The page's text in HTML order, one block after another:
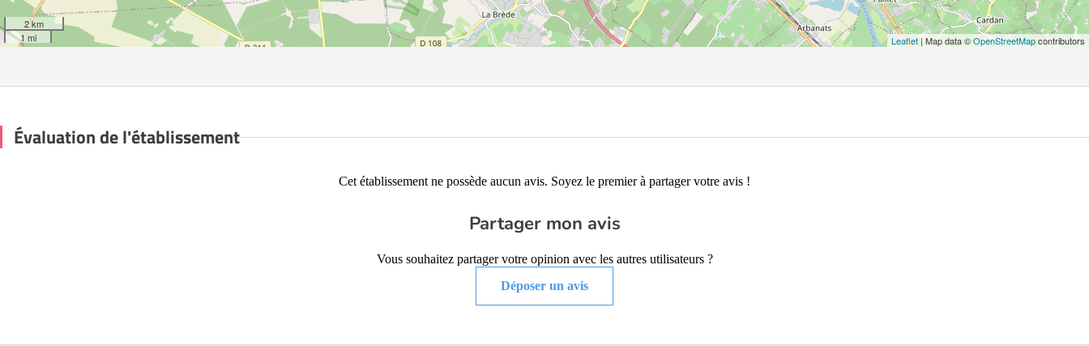
2 km
1 mi
Leaflet | Map data ©OpenStreetMapcontributors
Évaluation de l'établissement
Cet établissement ne possède aucun avis. Soyez le premier à partager votre avis !
Partager mon avis
Vous souhaitez partager votre opinion avec les autres utilisateurs ?
Déposer un avis